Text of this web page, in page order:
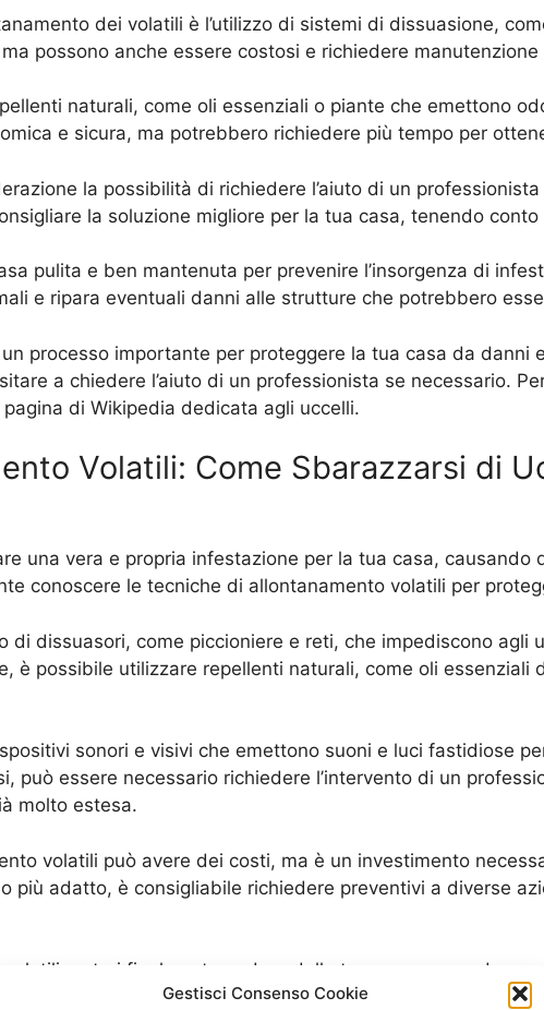
Gestisci Consenso Cookie
dei volatili è l’utilizzo di sistemi di dissuasione,
possono anche essere costosi e richiedere manutenzione
naturali, come oli essenziali o piante che emettono
e sicura, ma potrebbero richiedere più tempo per
la possibilità di richiedere l’aiuto di un
la soluzione migliore per la tua casa, tenendo
pulita e ben mantenuta per prevenire l’insorgenza di
e ripara eventuali danni alle strutture che potrebbero
processo importante per proteggere la tua casa da danni
a chiedere l’aiuto di un professionista se necessario.
di Wikipedia dedicata agli uccelli.
Volatili: Come Sbarazzarsi di
una vera e propria infestazione per la tua casa,
conoscere le tecniche di allontanamento volatili per
di dissuasori, come piccioniere e reti, che impediscono
è possibile utilizzare repellenti naturali, come oli essenziali
sonori e visivi che emettono suoni e luci fastidiose
può essere necessario richiedere l’intervento di un
molto estesa.
volatili può avere dei costi, ma è un investimento
più adatto, è consigliabile richiedere preventivi a diverse
potrai finalmente godere della tua casa senza dover
argomento, puoi visitare la pagina di Wikipedia